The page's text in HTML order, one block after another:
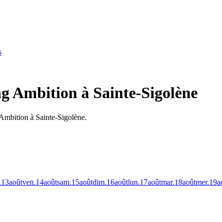
Ambition à Sainte-Sigolène
à Sainte-Sigolène.
13aoûtven.14aoûtsam.15aoûtdim.16aoûtlun.17aoûtmar.18aoûtmer.19